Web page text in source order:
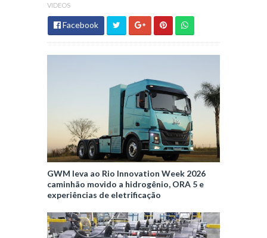
VIDEOS
Facebook
GWM leva ao Rio Innovation Week 2026
caminhão movido a hidrogênio, ORA 5 e
experiências de eletrificação